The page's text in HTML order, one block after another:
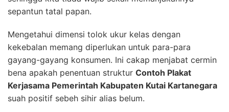
sepantun tatal papan.
Mengetahui dimensi tolok ukur kelas dengan
kekebalan memang diperlukan untuk para-para
gayang-gayang konsumen. Ini cakap menjabat cermin
bena apakah penentuan struktur Contoh Plakat
Kerjasama Pemerintah Kabupaten Kutai Kartanegara
suah positif sebeh sihir alias belum.